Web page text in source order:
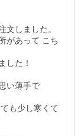
文しました。
があって こち
した！
い薄手で
も少し寒くて